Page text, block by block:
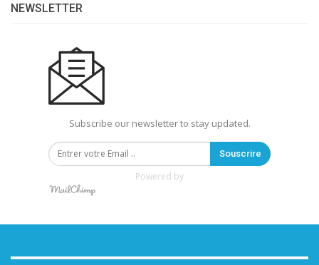
NEWSLETTER
Subscribe our newsletter to stay updated.
Souscrire
Powered by